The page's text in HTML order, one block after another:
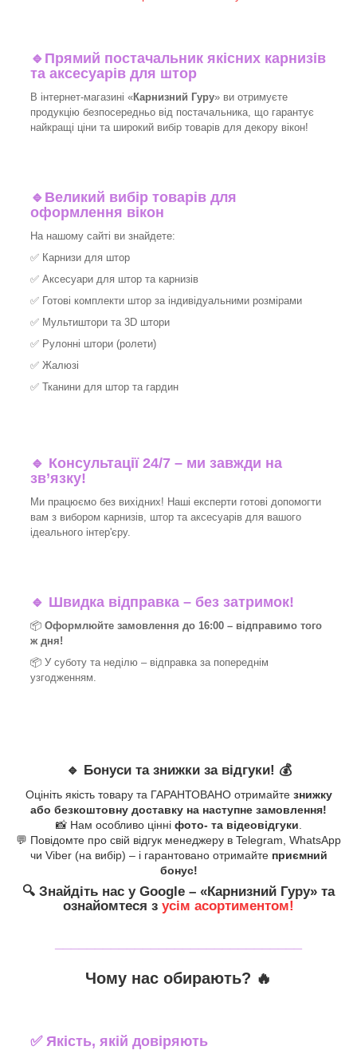
🔹 Прямий постачальник якісних карнизів
та аксесуарів для штор
В інтернет-магазині «Карнизний Гуру» ви отримуєте
продукцію безпосередньо від постачальника, що гарантує
найкращі ціни та широкий вибір товарів для декору вікон!​
🔹 Великий вибір товарів для
оформлення вікон
На нашому сайті ви знайдете:
✅ Карнизи для штор
✅ Аксесуари для штор та карнизів
✅ Готові комплекти штор за індивідуальними розмірами
✅ Мультиштори та 3D штори
✅ Рулонні штори (ролети)
✅ Жалюзі
✅ Тканини для штор та гардин
🔹 Консультації 24/7 – ми завжди на
зв’язку!
Ми працюємо без вихідних! Наші експерти готові допомогти
вам з вибором карнизів, штор та аксесуарів для вашого
ідеального інтер'єру.​
🔹 Швидка відправка – без затримок!
📦 Оформлюйте замовлення до 16:00 – відправимо того
ж дня!
📦 У суботу та неділю – відправка за попереднім
узгодженням.
🔹 Бонуси та знижки за відгуки! 💰
Оцініть якість товару та ГАРАНТОВАНО отримайте знижку
або безкоштовну доставку на наступне замовлення!
📸 Нам особливо цінні фото- та відеовідгуки
💬 Повідомте про свій відгук менеджеру в Telegram, WhatsApp
чи Viber (на вибір) – і гарантовано отримайте приємний
бонус!
🔍 Знайдіть нас у Google – «Карнизний Гуру» та
ознайомтеся з усім асортиментом!
Чому нас обирають? 🔥
✅Якість, якій довіряють